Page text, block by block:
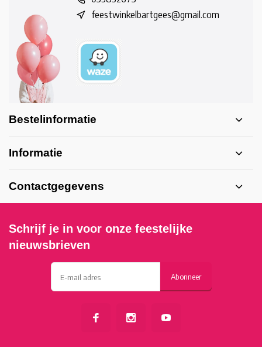
feestwinkelbartgees@gmail.com
Bestelinformatie
Informatie
Contactgegevens
Schrijf je in voor onze feestelijke
nieuwsbrieven
Abonneer